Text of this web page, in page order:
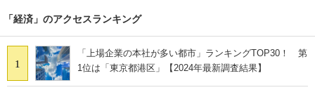
「経済」のアクセスランキング
1
「上場企業の本社が多い都市」ランキングTOP30！ 第
1位は「東京都港区」【2024年最新調査結果】